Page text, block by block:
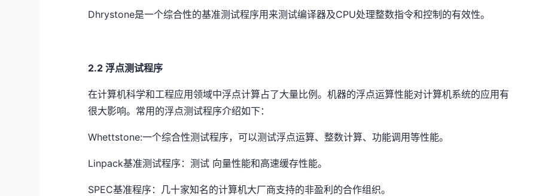
Dhrystone是一个综合性的基准测试程序用来测试编译器及CPU处理整数指令和控制的有效性。
2.2 浮点测试程序
在计算机科学和工程应用领域中浮点计算占了大量比例。机器的浮点运算性能对计算机系统的应用有
很大影响。常用的浮点测试程序介绍如下：
Whettstone:一个综合性测试程序，可以测试浮点运算、整数计算、功能调用等性能。
Linpack基准测试程序：测试 向量性能和高速缓存性能。
SPEC基准程序：几十家知名的计算机大厂商支持的非盈利的合作组织。